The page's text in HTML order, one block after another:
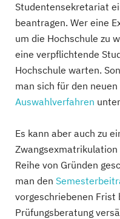
Studentensekretariat
beantragen. Wer eine
um die Hochschule zu
eine verpflichtende
Hochschule warten.
man sich für den
Auswahlverfahren
Es kann aber auch zu
Reihe von Gründen
man den
vorgeschriebenen
Prüfungsberatung